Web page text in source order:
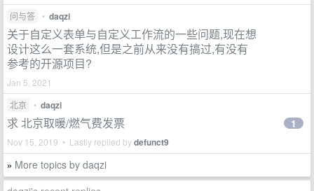
问与答 • daqzi
关于自定义表单与自定义工作流的一些问题,现在想
设计这么一套系统,但是之前从来没有搞过,有没有
参考的开源项目?
Jan 5, 2021
北京
• daqzi
求 北京取暖/燃气费发票
Nov 15, 2019 • Lastly replied bydefunct9
1
» More topics by daqzi